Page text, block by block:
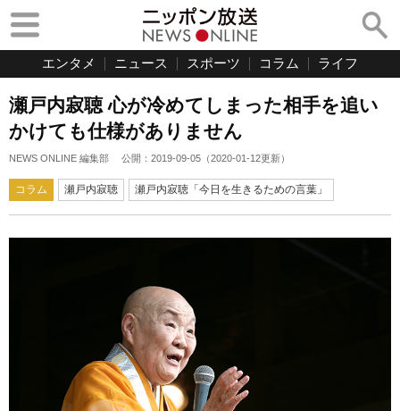
エンタメ ニュース スポーツ コラム ライフ
瀬戸内寂聴 心が冷めてしまった相手を追い
かけても仕様がありません
NEWS ONLINE 編集部 公開： 2019-09-05 （2020-01-12更新）
コラム 瀬戸内寂聴 瀬戸内寂聴「今日を生きるための言葉」